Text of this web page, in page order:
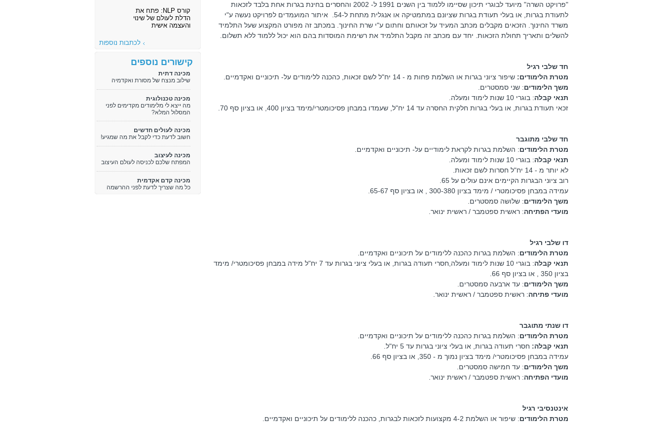
"פרויקט השרה" מיועד לבוגרי תיכון שסיימו ללמוד בין השנים 1991 ל- 2002 והחסרים בחינת בגרות אחת בלבד לזכאות
לתעודת בגרות, או בעלי תעודת בגרות שציונם במתמטיקה או אנגלית מתחת ל-54. איתור המועמדים לפרויקט נעשה ע"י
משרד החינוך. הזכאים מקבלים מכתב המעיד על זכאותם וחתום ע"י שרת החינוך. במכתב זה מפורט המקצוע שעל התלמיד
להשלים ותאריך תחולת הזכאות. יחד עם מכתב זה מקבל התלמיד את רשימת המוסדות בהם הוא יכול ללמוד ללא תשלום.
חד שלבי רגיל
מטרת הלימודים: שיפור ציוני בגרות או השלמת פחות מ - 14 יח"ל לשם זכאות, כהכנה ללימודים על- תיכוניים ואקדמיים.
משך הלימודים: שני סמסטרים.
תנאי קבלה: בוגרי 10 שנות לימוד ומעלה.
זכאי תעודת בגרות, או בעלי בגרות חלקית החסרה עד 14 יח"ל, שעמדו במבחן פסיכומטרי/מימד בציון 400, או בציון סף 70.
חד שלבי מתוגבר
מטרת הלימודים: השלמת בגרות לקראת לימודיים על- תיכוניים ואקדמיים.
תנאי קבלה: בוגרי 10 שנות לימוד ומעלה.
לא יותר מ - 14 יח"ל חסרות לשם זכאות.
רוב ציוני הבגרות הקיימים אינם עולים על 65.
עמידה במבחן פסיכומטרי / מימד בציון 300-380 , או בציון סף 65-67.
משך הלימודים: שלושה סמסטרים.
מועדי הפתיחה: ראשית ספטמבר / ראשית ינואר.
דו שלבי רגיל
מטרת הלימודים: השלמת בגרות כהכנה ללימודים על תיכוניים ואקדמיים.
תנאי קבלה
: בוגרי 10 שנות לימוד ומעלה,חסרי תעודה בגרות, או בעלי ציוני בגרות עד 7 יח"ל מידה במבחן פסיכומטרי/ מימד
בציון 350 , או בציון סף 66.
משך הלימודים: עד ארבעה סמסטרים.
מועדי פתיחה: ראשית ספטמבר / ראשית ינואר.
דו שנתי מתוגבר
מטרת הלימודים: השלמת בגרות כהכנה ללימודים על תיכוניים ואקדמיים.
תנאי קבלה: חסרי תעודה בגרות, או בעלי ציוני בגרות עד 5 יח"ל.
עמידה במבחן פסיכומטרי/ מימד בציון נמוך מ - 350, או בציון סף 66.
משך הלימודים: עד חמישה סמסטרים.
מועדי הפתיחה: ראשית ספטמבר / ראשית ינואר.
אינטנסיבי רגיל
מטרת הלימודים: שיפור או השלמת 4-2 מקצועות לזכאות לבגרות, כהכנה ללימודים על תיכוניים ואקדמיים.
קורס NLP: פתח את
הדלת לעולם של שינוי
והעצמה אישית
לכתבות נוספות
קישורים נוספים
מכינה דתית
שילוב מנצח של מסורת ואקדמיה
מכינה טכנולוגית
מה ייצא לי מלימודים מקדימים לפני
המסלול המלא?
מכינה לעולים חדשים
חשוב לדעת כדי לקבל את מה שמגיע!
מכינה לעיצוב
המפתח שלכם לכניסה לעולם העיצוב
מכינה קדם אקדמית
כל מה שצריך לדעת לפני ההרשמה